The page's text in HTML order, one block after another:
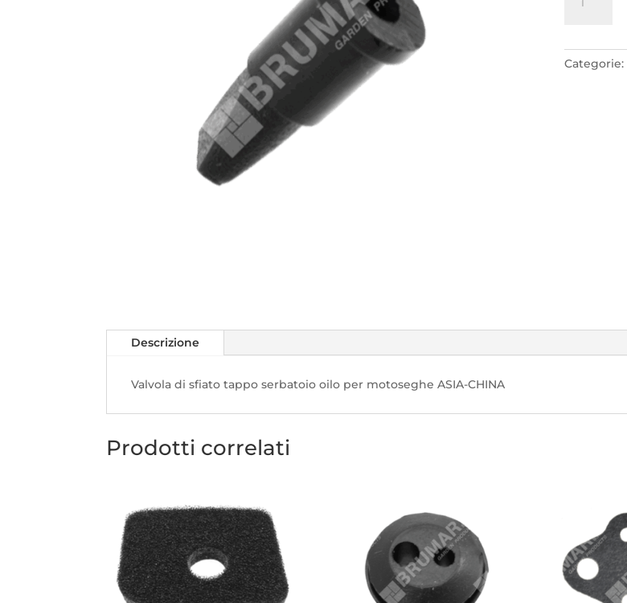
sfiato
Categorie:
Descrizione
Valvola di sfiato tappo serbatoio oilo per motoseghe ASIA-CHINA
Prodotti correlati